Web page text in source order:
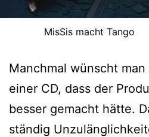
MisSis macht Tango
Manchmal wünscht
einer CD, dass der
besser gemacht hätte.
ständig